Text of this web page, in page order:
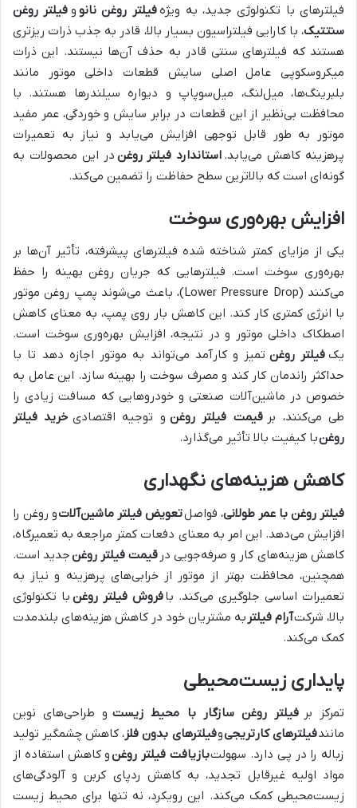
فیلترهای با تکنولوژی جدید، به ویژهفیلتر روغن نانو و فیلتر روغن
سنتتیک، با کارایی فیلتراسیون بسیار بالا، قادر به جذب ذرات ریزتری
هستند که فیلترهای سنتی قادر به حذف آن‌ها نیستند. این ذرات
میکروسکوپی عامل اصلی سایش قطعات داخلی موتور مانند
بلبرینگ‌ها، میل‌لنگ، میل‌سوپاپ و دیواره سیلندرها هستند. با
محافظت بی‌نظیر از این قطعات در برابر سایش و خوردگی، عمر مفید
موتور به طور قابل توجهی افزایش می‌یابد و نیاز به تعمیرات
پرهزینه کاهش می‌یابد. استاندارد فیلتر روغن در این محصولات به
گونه‌ای است که بالاترین سطح حفاظت را تضمین می‌کند.
افزایش بهره‌وری سوخت
یکی از مزایای کمتر شناخته شده فیلترهای پیشرفته، تأثیر آن‌ها بر
بهره‌وری سوخت است. فیلترهایی که جریان روغن بهینه را حفظ
می‌کنند (Lower Pressure Drop)، باعث می‌شوند پمپ روغن موتور
با انرژی کمتری کار کند. این کاهش بار روی پمپ، به معنای کاهش
اصطکاک داخلی موتور و در نتیجه، افزایش بهره‌وری سوخت است.
یک فیلتر روغن تمیز و کارآمد می‌تواند به موتور اجازه دهد تا با
حداکثر راندمان کار کند و مصرف سوخت را بهینه سازد. این عامل به
خصوص در ماشین‌آلات صنعتی و خودروهایی که مسافت زیادی را
طی می‌کنند، بر قیمت فیلتر روغن و توجیه اقتصادی خرید فیلتر
روغنبا کیفیت بالا تأثیر می‌گذارد.
کاهش هزینه‌های نگهداری
فیلتر روغن با عمر طولانی، فواصلتعویض فیلتر ماشین‌آلاتو روغن را
افزایش می‌دهد. این امر به معنای دفعات کمتر مراجعه به تعمیرگاه،
کاهش هزینه‌های کار و صرفه‌جویی در قیمت فیلتر روغنجدید است.
همچنین، محافظت بهتر از موتور از خرابی‌های پرهزینه و نیاز به
تعمیرات اساسی جلوگیری می‌کند. بافروش فیلتر روغن با تکنولوژی
بالا، شرکتآرام فیلتر به مشتریان خود در کاهش هزینه‌های بلندمدت
کمک می‌کند.
پایداری زیست‌محیطی
تمرکز بر فیلتر روغن سازگار با محیط زیست و طراحی‌های نوین
مانندفیلترهای کارتریجیوفیلترهای بدون فلز، کاهش چشمگیر تولید
زباله را در پی دارد. سهولتبازیافت فیلتر روغنو کاهش استفاده از
مواد اولیه غیرقابل تجدید، به کاهش ردپای کربن و آلودگی‌های
زیست‌محیطی کمک می‌کند. این رویکرد، نه تنها برای محیط زیست